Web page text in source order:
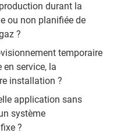
durant la
ou non planifiée de
?
temporaire
service, la
installation ?
application sans
système
?